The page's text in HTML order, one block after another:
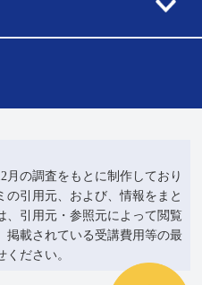
月の調査をもとに制作しており
の引用元、および、情報をまと
、引用元・参照元によって閲覧
掲載されている受講費用等の最
ださい。